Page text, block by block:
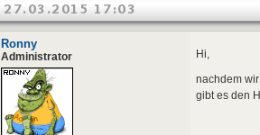
27.03.2015 17:03
Ronny
Administrator Hi,
nachdem
gibt es den